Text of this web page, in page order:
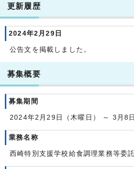
更新履歴
2024年2月29日
公告文を掲載しました。
募集概要
募集期間
2024年2月29日（木曜日） ～ 3月8
業務名称
西崎特別支援学校給食調理業務等委